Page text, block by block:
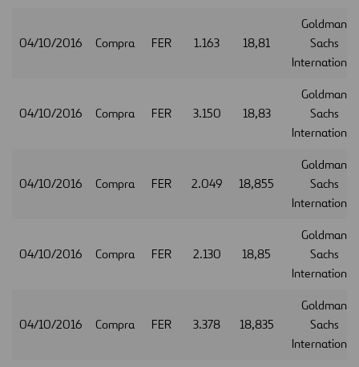
04/10/2016 Compra FER 1.163 18,81
Goldman
Sachs
International
04/10/2016 Compra FER 3.150 18,83
Goldman
Sachs
International
04/10/2016 Compra FER 2.049 18,855
Goldman
Sachs
International
04/10/2016 Compra FER 2.130 18,85
Goldman
Sachs
International
04/10/2016 Compra FER 3.378 18,835
Goldman
Sachs
International